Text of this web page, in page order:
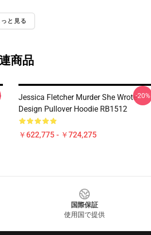
っと見る
商品
Jessica Fletcher Murder She Wrote
Design Pullover Hoodie RB1512
￥622,775 - ￥724,275
-20%
国際保証
使用国で提供